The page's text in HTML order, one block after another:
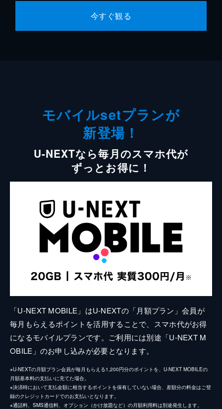
今すぐ観る
モバイルsetプランが
新登場！
U-NEXTなら毎月のスマホ代が
ずっとお得に！
「U-NEXT MOBILE」はU-NEXTの「月額プラン」会員が
毎月もらえるポイントを活用することで、スマホ代がお得
になるモバイルプランです。ご利用には別途「U-NEXT M
OBILE」のお申し込みが必要となります。
※U-NEXTの月額プラン会員が毎月もらえる1,200円分のポイントを、U-NEXT MOBILEの
月額基本料の支払いに充てた場合。
※決済時において支払金額に相当するポイントを保有していない場合、差額分の料金はご登
録のクレジットカードでのお支払いとなります。
※通話料、SMS通信料、オプション（かけ放題など）の月額利用料は別途発生します。